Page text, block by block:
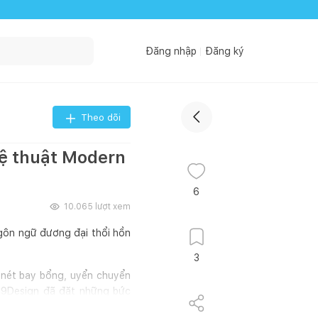
Đăng nhập Đăng ký
Theo dõi
thuật Modern
10.065 lượt xem
ngữ đương đại thổi hồn
bay bổng, uyển chuyển
đã đặt những bức
6
3